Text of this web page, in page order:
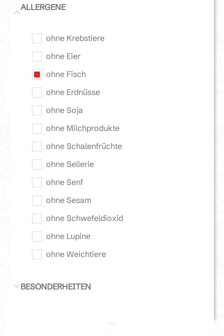
ALLERGENE
ohne Krebstiere
ohne Eier
ohne Fisch
ohne Erdnüsse
ohne Soja
ohne Milchprodukte
ohne Schalenfrüchte
ohne Sellerie
ohne Senf
ohne Sesam
ohne Schwefeldioxid
ohne Lupine
ohne Weichtiere
BESONDERHEITEN